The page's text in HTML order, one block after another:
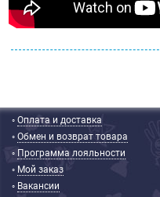
◦Оплата и доставка
◦Обмен и возврат товара
◦ Программа лояльности
◦ Мой заказ
◦ Вакансии